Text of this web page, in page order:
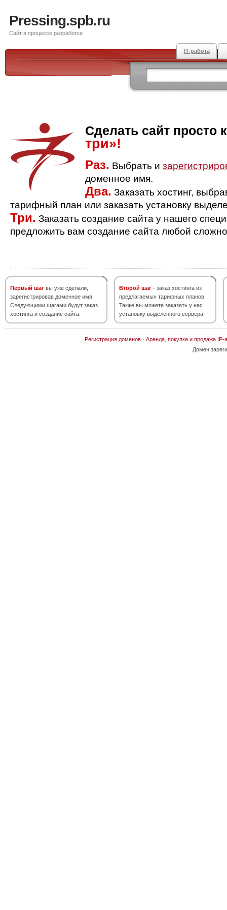
Pressing.spb.ru
Сайт в процессе разработки
IT-работа
Сделать сайт просто
три»!
Раз. Выбрать и
доменное имя.
Два. Заказать хостинг,
тарифный план или заказать установку
Три. Заказать создание сайта у нашего
предложить вам создание сайта любой
Первый шаг вы уже сделали,
зарегистрировав доменное имя.
Следующими шагами будут заказ
хостинга и создание сайта.
Второй шаг - заказ хостинга из
предлагаемых тарифных планов.
Также вы можете заказать у нас
установку выделенного сервера.
Регистрация доменов· Аренда, покупка и продажа IP-
Домен